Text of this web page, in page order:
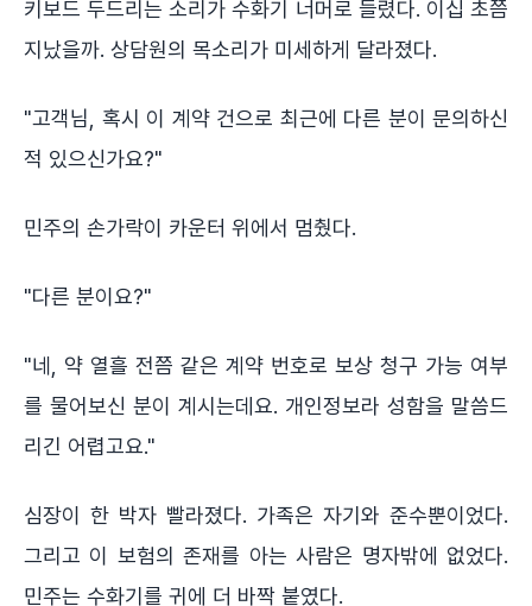
키보드 두드리는 소리가 수화기 너머로 들렸다. 이십 초쯤
지났을까. 상담원의 목소리가 미세하게 달라졌다.
"고객님, 혹시 이 계약 건으로 최근에 다른 분이 문의하신
적 있으신가요?"
민주의 손가락이 카운터 위에서 멈췄다.
"다른 분이요?"
"네, 약 열흘 전쯤 같은 계약 번호로 보상 청구 가능 여부
를 물어보신 분이 계시는데요. 개인정보라 성함을 말씀드
리긴 어렵고요."
심장이 한 박자 빨라졌다. 가족은 자기와 준수뿐이었다.
그리고 이 보험의 존재를 아는 사람은 명자밖에 없었다.
민주는 수화기를 귀에 더 바짝 붙였다.